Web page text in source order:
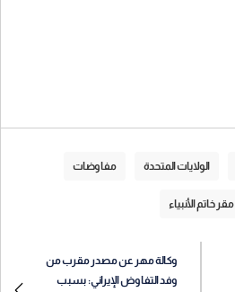
الولايات المتحدة مفاوضات
مقر خاتم الأنبياء
وكالة مهر عن مصدر مقرب من
وفد التفاوض الإيراني: بسبب